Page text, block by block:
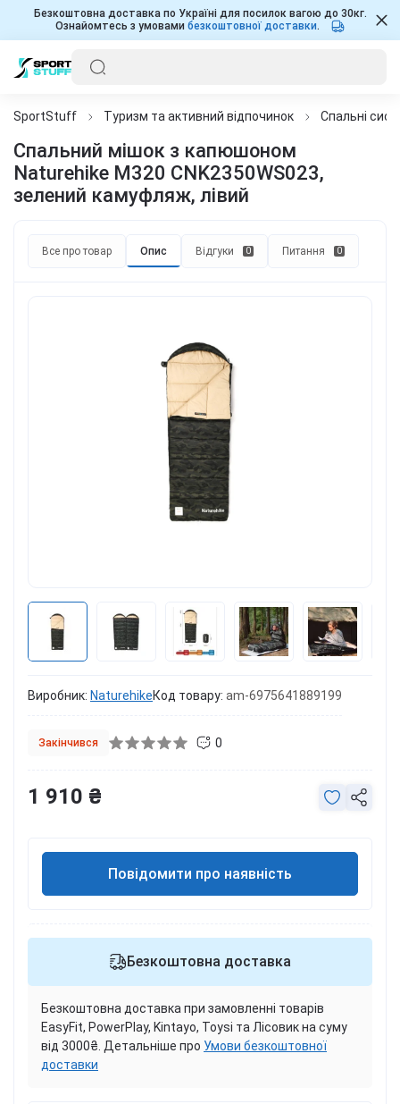
Безкоштовна доставка по Україні для посилок вагою до 30кг.
Ознайомтесь з умовами безкоштовної доставки.
SportStuff Туризм та активний відпочинок Спальні
Спальний мішок з капюшоном
Naturehike M320 CNK2350WS023,
зелений камуфляж, лівий
Все про товар Опис Відгуки 0 Питання 0
Виробник: NaturehikeКод товару: am-6975641889199
Закінчився 0
1 910 ₴
Повідомити про наявність
Безкоштовна доставка
Безкоштовна доставка при замовленні товарів
EasyFit, PowerPlay, Kintayo, Toysi та Лісовик на суму
від 3000₴. Детальніше про Умови безкоштовної
доставки